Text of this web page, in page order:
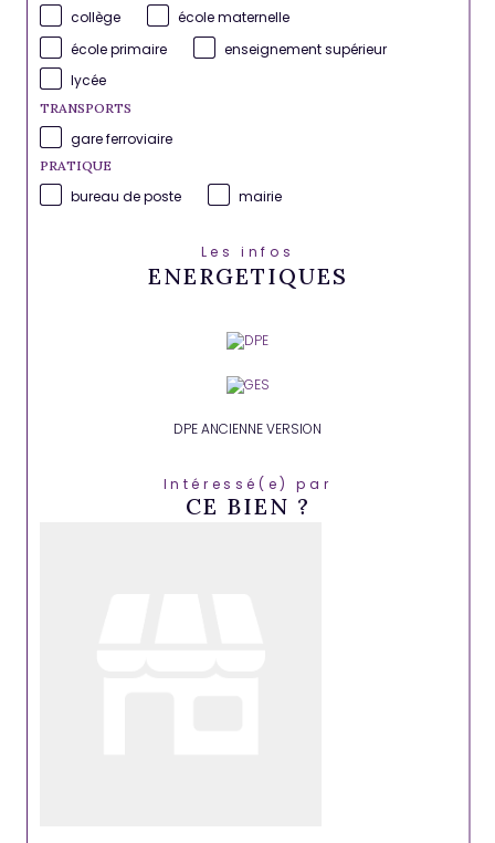
collège
école maternelle
école primaire
enseignement supérieur
lycée
TRANSPORTS
gare ferroviaire
PRATIQUE
bureau de poste mairie
Les infos
ENERGETIQUES
DPE ANCIENNE VERSION
Intéressé(e) par
CE BIEN ?